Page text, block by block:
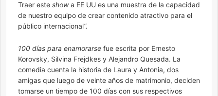
Traer este showa EE UU es una muestra de la capacidad
de nuestro equipo de crear contenido atractivo para el
público internacional”.
100 días para enamorarse fue escrita por Ernesto
Korovsky, Silvina Frejdkes y Alejandro Quesada. La
comedia cuenta la historia de Laura y Antonia, dos
amigas que luego de veinte años de matrimonio, deciden
tomarse un tiempo de 100 días con sus respectivos